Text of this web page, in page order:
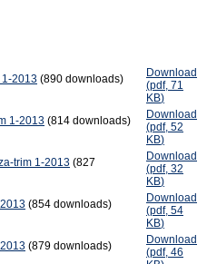
1-2013 (890 downloads)
Download
(pdf, 71
KB)
1-2013 (814 downloads)
Download
(pdf, 52
KB)
trim 1-2013 (827
Download
(pdf, 32
KB)
(854 downloads)
Download
(pdf, 54
KB)
(879 downloads)
Download
(pdf, 46